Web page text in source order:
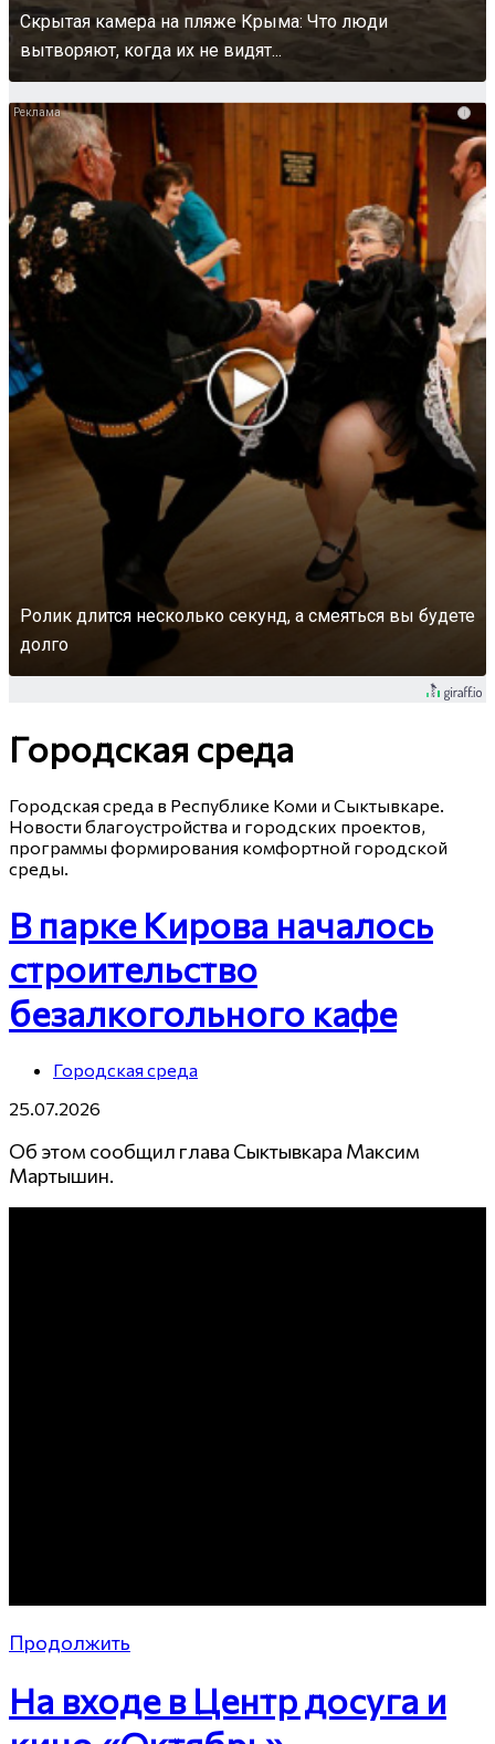
Скрытая камера на пляже Крыма: Что люди
вытворяют, когда их не видят...
i
Ролик длится несколько секунд, а смеяться вы будете
долго
Городская среда
Городская среда в Республике Коми и Сыктывкаре.
Новости благоустройства и городских проектов,
программы формирования комфортной городской
среды.
В парке Кирова началось
строительство
безалкогольного кафе
Городская среда
25.07.2026
Об этом сообщил глава Сыктывкара Максим
Мартышин.
Продолжить
На входе в Центр досуга и